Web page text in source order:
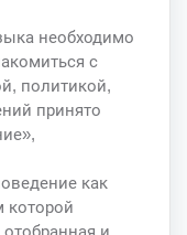
необходимо
с
политикой,
принято
как
которой